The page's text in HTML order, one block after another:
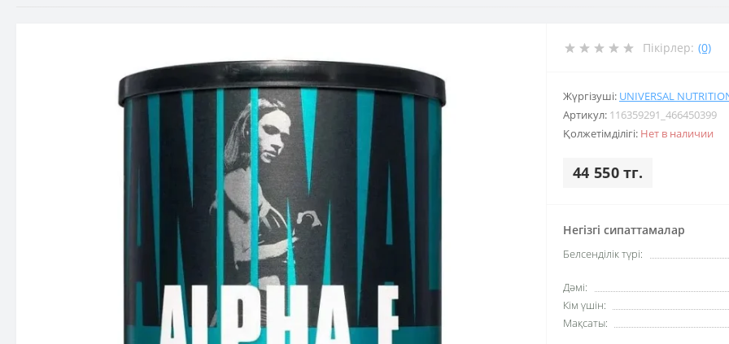
Пікірлер: (0)
Жүргізуші: UNIVERSAL
Артикул: 116359291_466450399
Қолжетімділігі: Нет в наличии
44 550 тг.
Негізгі сипаттамалар
Белсенділік түрі:
Дәмі:
Кім үшін:
Мақсаты: